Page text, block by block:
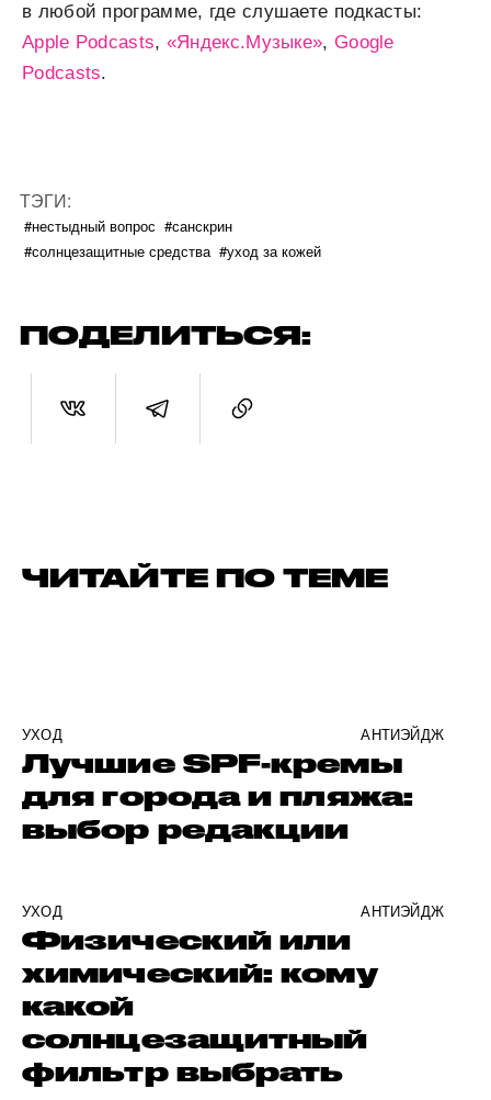
в любой программе, где слушаете подкасты:
Apple Podcasts, «Яндекс.Музыке», Google
Podcasts.
ТЭГИ:
#нестыдный вопрос #санскрин
#солнцезащитные средства #уход за кожей
ПОДЕЛИТЬСЯ:
ЧИТАЙТЕ ПО ТЕМЕ
УХОД АНТИЭЙДЖ
Лучшие SPF-кремы
для города и пляжа:
выбор редакции
УХОД АНТИЭЙДЖ
Физический или
химический: кому
какой
солнцезащитный
фильтр выбрать